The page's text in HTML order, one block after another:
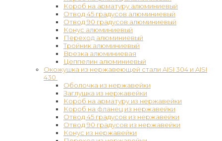
Короб на арматуру алюминиевый
Отвод 45 градусов алюминиевый
Отвод 90 градусов алюминиевый
Конус алюминиевый
Переход алюминиевый
Тройник алюминиевый
Врезка алюминиевая
Цеппелин алюминиевый
Окожушка из нержавеющей стали AISI 304 и AISI
430
Оболочка из нержавейки
Заглушка из нержавейки
Короб на арматуру из нержавейки
Короб на фланец из нержавейки
Отвод 45 градусов из нержавейки
Отвод 90 градусов из нержавейки
Конус из нержавейки